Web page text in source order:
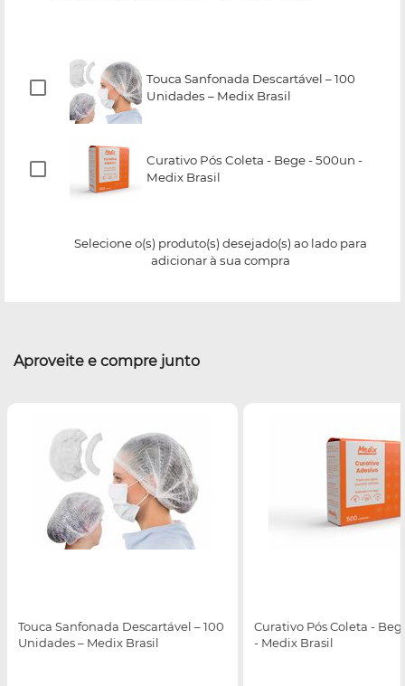
Touca Sanfonada Descartável – 100
Unidades – Medix Brasil
Curativo Pós Coleta - Bege - 500un -
Medix Brasil
Selecione o(s) produto(s) desejado(s) ao lado para
adicionar à sua compra
Aproveite e compre junto
Touca Sanfonada Descartável – 100
Unidades – Medix Brasil
Curativo Pós Coleta -
- Medix Brasil